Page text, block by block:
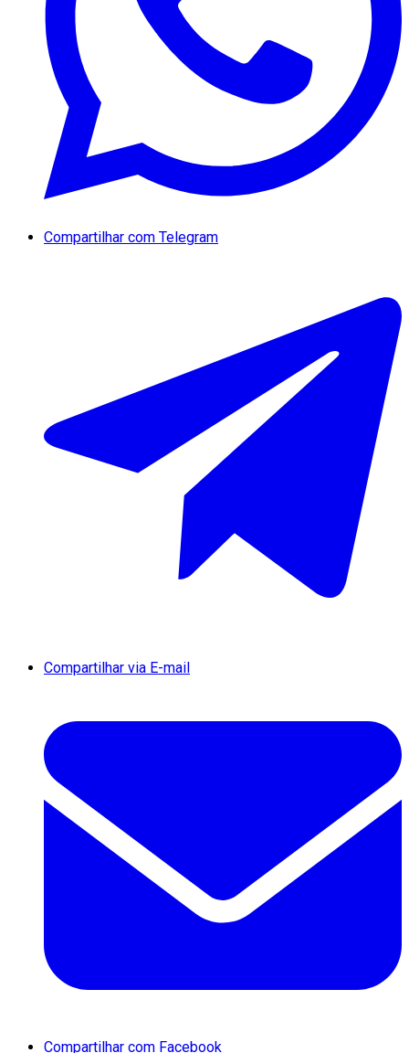
Compartilhar com Telegram
Compartilhar via E-mail
Compartilhar com Facebook